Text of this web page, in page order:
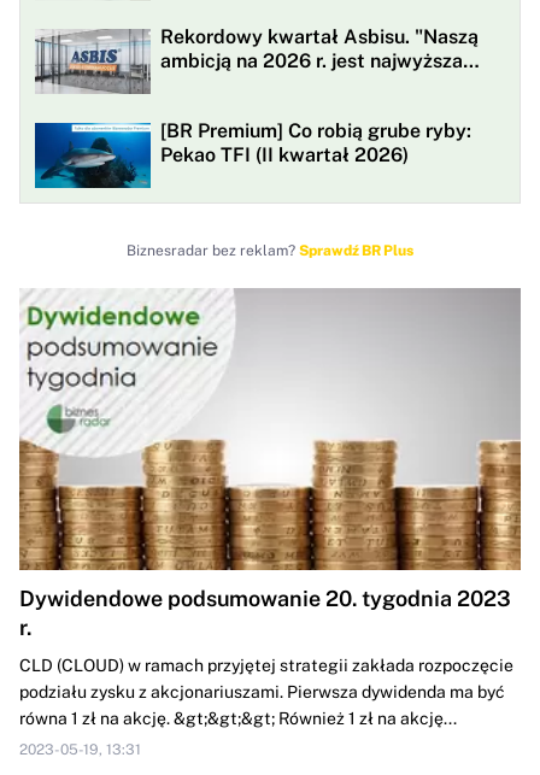
Rekordowy kwartał Asbisu. "Naszą
ambicją na 2026 r. jest najwyższa
[BR Premium] Co robią grube ryby:
Pekao TFI (II kwartał 2026)
Biznesradar bez reklam? Sprawdź BR Plus
Dywidendowe podsumowanie 20. tygodnia 2023
r.
CLD (CLOUD) w ramach przyjętej strategii zakłada rozpoczęcie
podziału zysku z akcjonariuszami. Pierwsza dywidenda ma być
równa 1 zł na akcję. &gt;&gt;&gt; Również 1 zł na akcję...
2023-05-19, 13:31